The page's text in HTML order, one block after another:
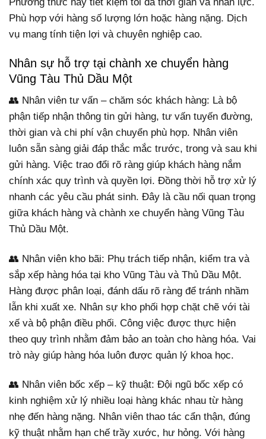
Phù hợp với hàng số lượng lớn hoặc hàng nặng. Dịch
vụ mang tính tiện lợi và chuyên nghiệp cao.
Nhân sự hỗ trợ tại chành xe chuyển hàng
Vũng Tàu Thủ Dầu Một
👥 Nhân viên tư vấn – chăm sóc khách hàng: Là bộ
phận tiếp nhận thông tin gửi hàng, tư vấn tuyến đường,
thời gian và chi phí vận chuyển phù hợp. Nhân viên
luôn sẵn sàng giải đáp thắc mắc trước, trong và sau khi
gửi hàng. Việc trao đổi rõ ràng giúp khách hàng nắm
chính xác quy trình và quyền lợi. Đồng thời hỗ trợ xử lý
nhanh các yêu cầu phát sinh. Đây là cầu nối quan trọng
giữa khách hàng và chành xe chuyển hàng Vũng Tàu
Thủ Dầu Một.
👥 Nhân viên kho bãi: Phụ trách tiếp nhận, kiểm tra và
sắp xếp hàng hóa tại kho Vũng Tàu và Thủ Dầu Một.
Hàng được phân loại, đánh dấu rõ ràng để tránh nhầm
lẫn khi xuất xe. Nhân sự kho phối hợp chặt chẽ với tài
xế và bộ phận điều phối. Công việc được thực hiện
theo quy trình nhằm đảm bảo an toàn cho hàng hóa. Vai
trò này giúp hàng hóa luôn được quản lý khoa học.
👥 Nhân viên bốc xếp – kỹ thuật: Đội ngũ bốc xếp có
kinh nghiệm xử lý nhiều loại hàng khác nhau từ hàng
nhẹ đến hàng nặng. Nhân viên thao tác cẩn thận, đúng
kỹ thuật nhằm hạn chế trầy xước, hư hỏng. Với hàng